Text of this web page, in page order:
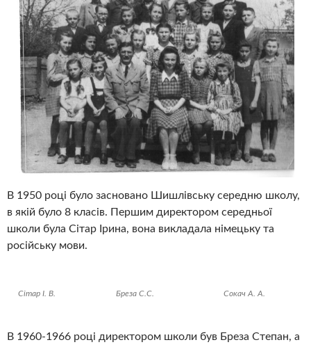
В 1950 році було засновано Шишлівську середню школу,
в якій було 8 класів. Першим директором середньої
школи була Сітар Ірина, вона викладала німецьку та
російську мови.
Сітар І. В. Бреза С.С. Сокач А. А.
В 1960-1966 році директором школи був Бреза Степан, а